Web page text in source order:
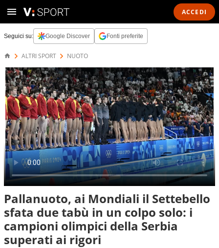
ACCEDI
Seguici su: Google Discover Fonti preferite
ALTRI SPORT NUOTO
Pallanuoto, ai Mondiali il Settebello
sfata due tabù in un colpo solo: i
campioni olimpici della Serbia
superati ai rigori